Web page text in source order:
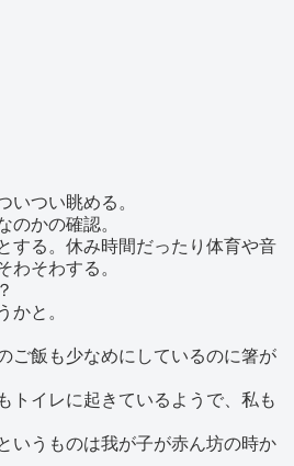
つい眺める。
かの確認。
する。休み時間だったり体育や音
そわする。
と。
ご飯も少なめにしているのに箸が
トイレに起きているようで、私も
いうものは我が子が赤ん坊の時か